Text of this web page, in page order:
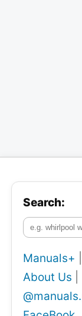
Search:
Manuals+
About Us